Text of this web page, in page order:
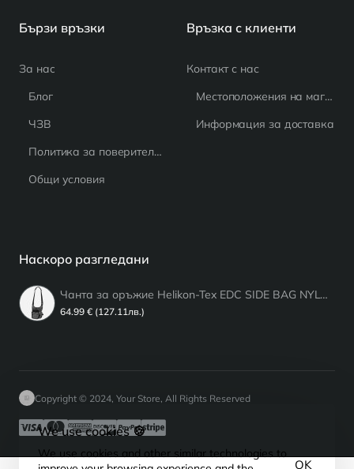
We use cookies 🍪
We use cookies and other similar technologies to
OK
Бързи връзки
За нас
Блог
ЧЗВ
Политика за поверителност
Общи условия
Връзка с клиенти
Контакт с нас
Местоположения на магазина
Информация за доставка
Наскоро разгледани
Чанта за оръжие Helikon-Tex EDC SIDE BAG NYLON BLACK-GREY MELANGE
64.99 € (127.11лв.)
Copyright © 2024, Your Store, All Rights Reserved